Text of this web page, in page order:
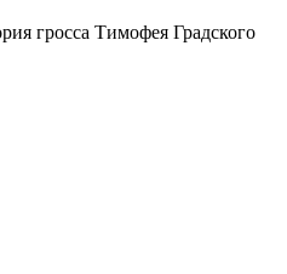
гросса Тимофея Градского